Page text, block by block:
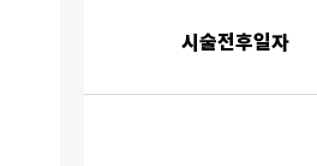
시술전후일자